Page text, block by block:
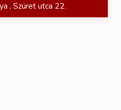
, Szüret utca 22.